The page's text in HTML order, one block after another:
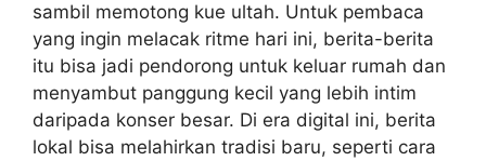
sambil memotong kue ultah. Untuk pembaca
yang ingin melacak ritme hari ini, berita-berita
itu bisa jadi pendorong untuk keluar rumah dan
menyambut panggung kecil yang lebih intim
daripada konser besar. Di era digital ini, berita
lokal bisa melahirkan tradisi baru, seperti cara